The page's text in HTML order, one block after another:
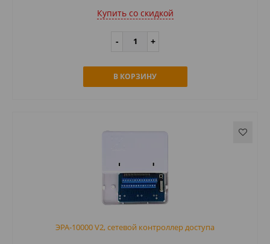
Купить cо скидкой
В КОРЗИНУ
ЭРА-10000 V2, сетевой контроллер доступа